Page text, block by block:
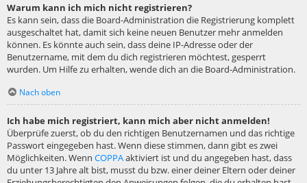
Warum kann ich mich nicht registrieren?
Es kann sein, dass die Board-Administration die Registrierung komplett
ausgeschaltet hat, damit sich keine neuen Benutzer mehr anmelden
können. Es könnte auch sein, dass deine IP-Adresse oder der
Benutzername, mit dem du dich registrieren möchtest, gesperrt
wurden. Um Hilfe zu erhalten, wende dich an die Board-Administration.
Nach oben
Ich habe mich registriert, kann mich aber nicht anmelden!
Überprüfe zuerst, ob du den richtigen Benutzernamen und das richtige
Passwort eingegeben hast. Wenn diese stimmen, dann gibt es zwei
Möglichkeiten. Wenn COPPAaktiviert ist und du angegeben hast, dass
du unter 13 Jahre alt bist, musst du bzw. einer deiner Eltern oder deiner